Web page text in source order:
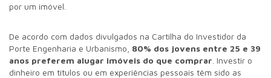
por um imóvel.
De acordo com dados divulgados na Cartilha do Investidor da
Porte Engenharia e Urbanismo, 80% dos jovens entre 25 e 39
anos preferem alugar imóveis do que comprar . Investir o
dinheiro em títulos ou em experiências pessoais têm sido as